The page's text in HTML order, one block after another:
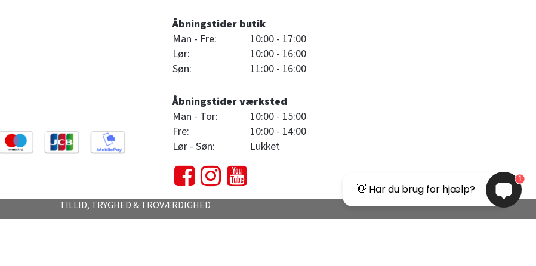
Åbningstider butik
Man - Fre:
10:00 - 17:00
Lør:
10:00 - 16:00
Søn:
11:00 - 16:00
Åbningstider værksted
Man - Tor:
10:00 - 15:00
Fre:
10:00 - 14:00
Lør - Søn:
Lukket
TILLID, TRYGHED & TROVÆRDIGHED
👋 Har du brug for hjælp?
1